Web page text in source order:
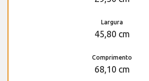
Largura
45,80 cm
Comprimento
68,10 cm